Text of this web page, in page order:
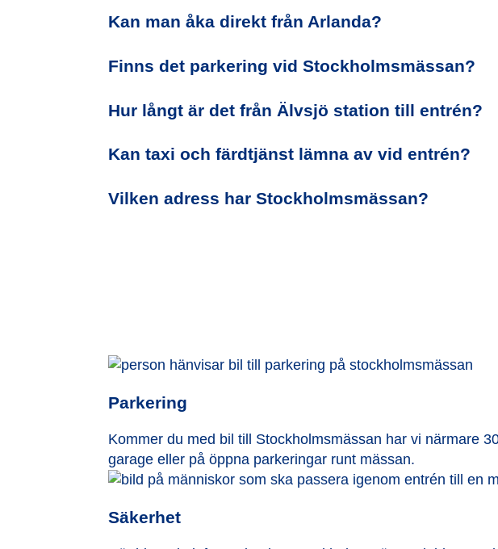
Kan man åka direkt från Arlanda?
Finns det parkering vid Stockholmsmässan?
Hur långt är det från Älvsjö station till entrén?
Kan taxi och färdtjänst lämna av vid entrén?
Vilken adress har Stockholmsmässan?
Parkering
Kommer du med bil till Stockholmsmässan har vi närmare
garage eller på öppna parkeringar runt mässan.
Säkerhet